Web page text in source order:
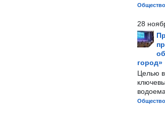
Общество
28
город»
Целью
Общество